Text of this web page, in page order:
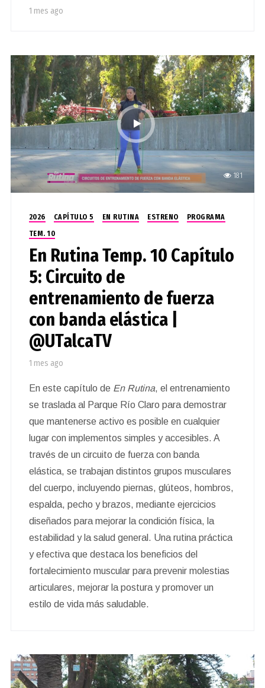
1 mes ago
181
2026 CAPÍTULO 5 EN RUTINA ESTRENO
PROGRAMA
TEM. 10
En Rutina Temp. 10 Capítulo
5: Circuito de
entrenamiento de fuerza
con banda elástica |
@UTalcaTV
1 mes ago
En este capítulo de En Rutina, el entrenamiento
se traslada al Parque Río Claro para demostrar
que mantenerse activo es posible en cualquier
lugar con implementos simples y accesibles. A
través de un circuito de fuerza con banda
elástica, se trabajan distintos grupos musculares
del cuerpo, incluyendo piernas, glúteos, hombros,
espalda, pecho y brazos, mediante ejercicios
diseñados para mejorar la condición física, la
estabilidad y la salud general. Una rutina práctica
y efectiva que destaca los beneficios del
fortalecimiento muscular para prevenir molestias
articulares, mejorar la postura y promover un
estilo de vida más saludable.